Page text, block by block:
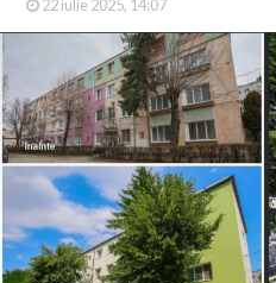
22 iulie 2025, 14:07